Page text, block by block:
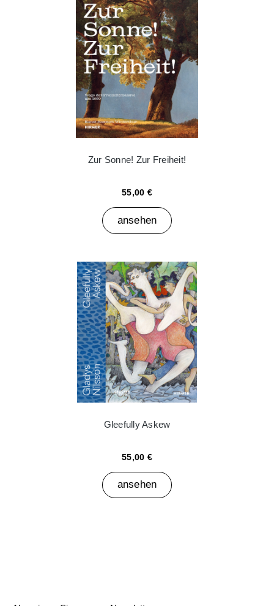
Zur Sonne! Zur Freiheit!
55,00 €
ansehen
Gleefully Askew
55,00 €
ansehen